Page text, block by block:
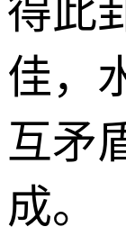
得此
佳，
互矛
成。